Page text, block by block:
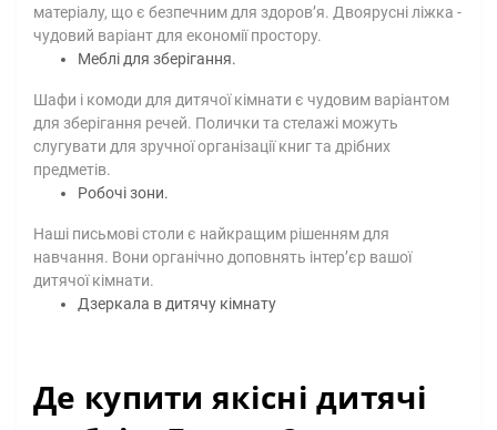
матеріалу, що є безпечним для здоров’я. Двоярусні ліжка -
чудовий варіант для економії простору.
Меблі для зберігання.
Шафи і комоди для дитячої кімнати є чудовим варіантом
для зберігання речей. Полички та стелажі можуть
слугувати для зручної організації книг та дрібних
предметів.
Робочі зони.
Наші письмові столи є найкращим рішенням для
навчання. Вони органічно доповнять інтер’єр вашої
дитячої кімнати.
Дзеркала в дитячу кімнату
Де купити якісні дитячі